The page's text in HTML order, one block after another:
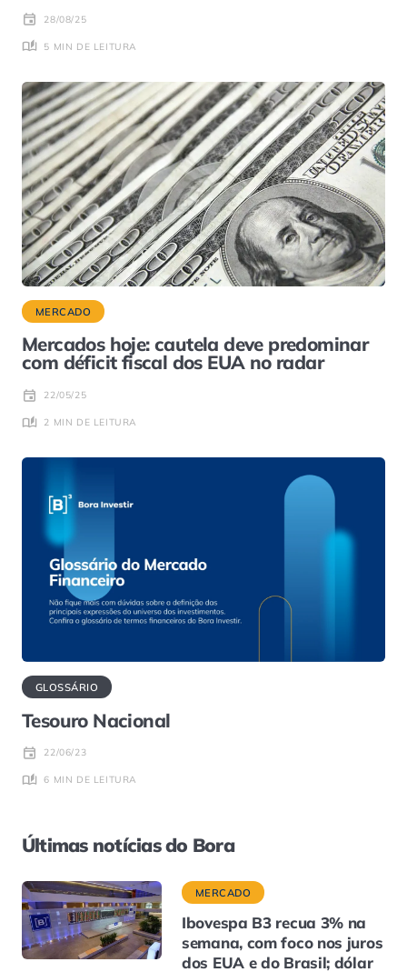
28/08/25
5 MIN DE LEITURA
MERCADO
Mercados hoje: cautela deve predominar
com déficit fiscal dos EUA no radar
22/05/25
2 MIN DE LEITURA
GLOSSÁRIO
Tesouro Nacional
22/06/23
6 MIN DE LEITURA
Últimas notícias do Bora
MERCADO
Ibovespa B3 recua 3% na
semana, com foco nos juros
dos EUA e do Brasil; dólar